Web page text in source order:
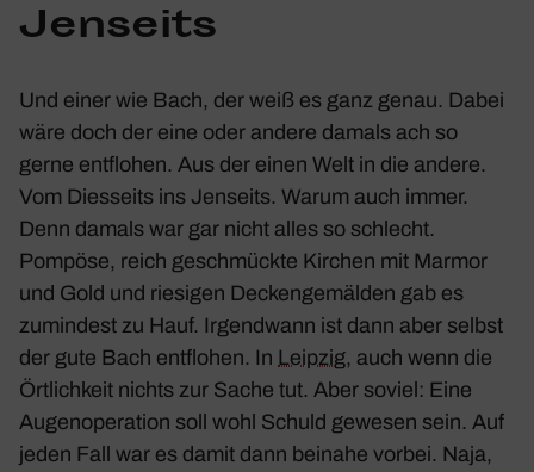
Jenseits
Und einer wie Bach, der weiß es ganz genau. Dabei
wäre doch der eine oder andere damals ach so
gerne entflohen. Aus der einen Welt in die andere.
Vom Dies­seits ins Jenseits. Warum auch immer.
Denn damals war gar nicht alles so schlecht.
Pompöse, reich geschmückte Kirchen mit Marmor
und Gold und riesigen Decken­ge­mälden gab es
zumin­dest zu Hauf. Irgend­wann ist dann aber selbst
der gute Bach entflohen. In Leipzig, auch wenn die
Örtlich­keit nichts zur Sache tut. Aber soviel: Eine
Augen­ope­ra­tion soll wohl Schuld gewesen sein. Auf
jeden Fall war es damit dann beinahe vorbei. Naja,